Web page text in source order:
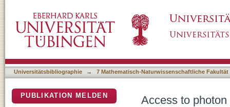
Universitätsbibliographie → 7 Mathematisch-Naturwissenschaftliche Fakultät
Access to
PUBLIKATION MELDEN